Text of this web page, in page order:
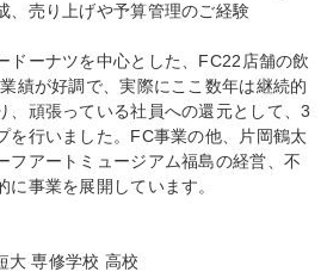
、売り上げや予算管理のご経験
ドーナツを中心とした、FC22店舗の飲
績が好調で、実際にここ数年は継続的
、頑張っている社員への還元として、3
を行いました。FC事業の他、片岡鶴太
フアートミュージアム福島の経営、不
事業を展開しています。
大 専修学校 高校